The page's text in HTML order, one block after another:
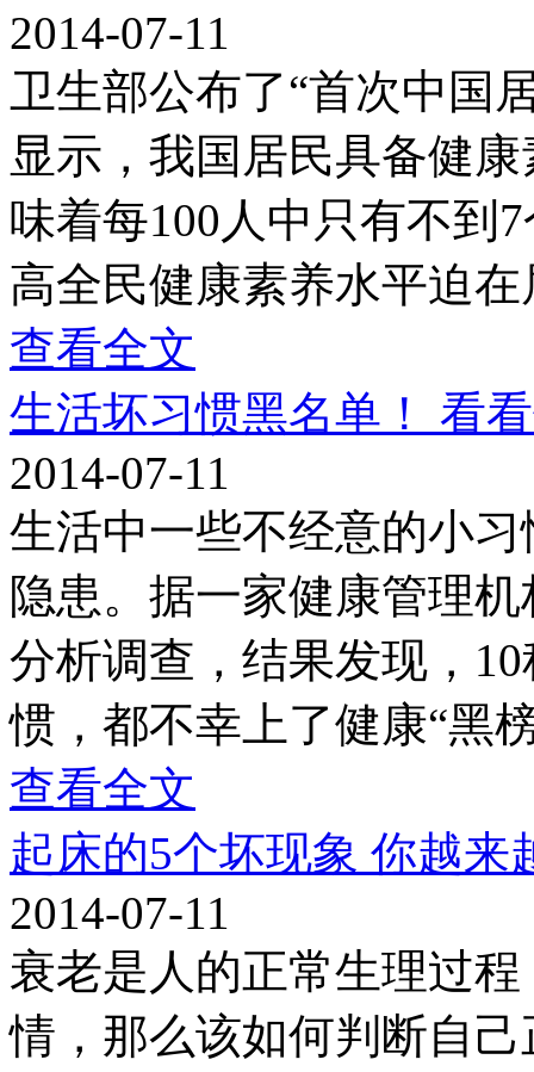
2014-07-11
卫生部公布了“首次中国
显示，我国居民具备健
味着每100人中只有不到
高全民健康素养水平迫在
查看全文
生活坏习惯黑名单！ 看
2014-07-11
生活中一些不经意的小
隐患。据一家健康管理
分析调查，结果发现，
惯，都不幸上了健康“黑
查看全文
起床的5个坏现象 你越来
2014-07-11
衰老是人的正常生理过
情，那么该如何判断自